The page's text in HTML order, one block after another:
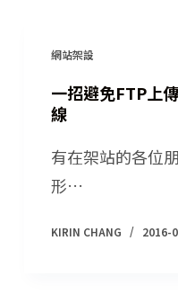
網站架設
一招避免FTP上
線
有在架站的各位
形…
KIRIN CHANG 2016-